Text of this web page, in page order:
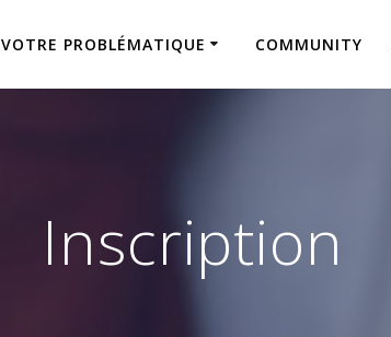
VOTRE PROBLÉMATIQUE COMMUNITY
Inscription